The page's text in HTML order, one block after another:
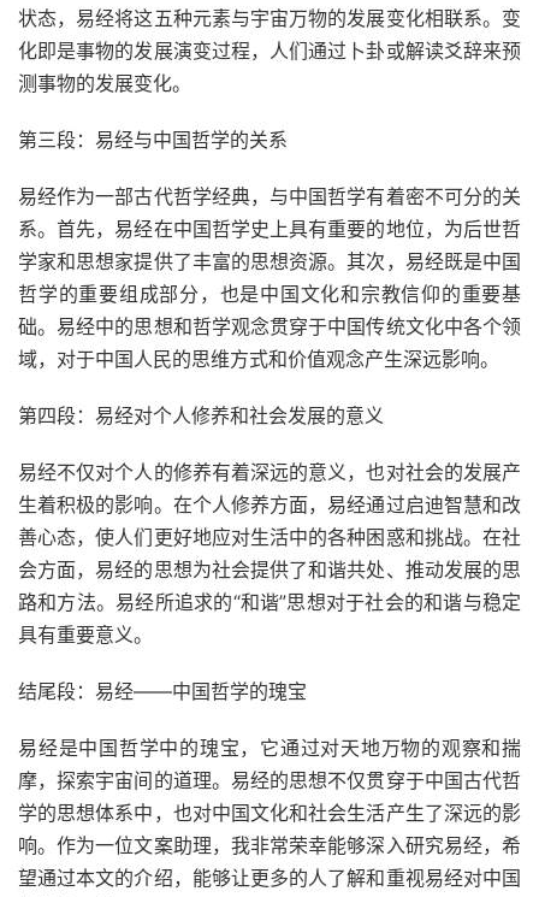
状态，易经将这五种元素与宇宙万物的发展变化相联系。变
化即是事物的发展演变过程，人们通过卜卦或解读爻辞来预
测事物的发展变化。
第三段：易经与中国哲学的关系
易经作为一部古代哲学经典，与中国哲学有着密不可分的关
系。首先，易经在中国哲学史上具有重要的地位，为后世哲
学家和思想家提供了丰富的思想资源。其次，易经既是中国
哲学的重要组成部分，也是中国文化和宗教信仰的重要基
础。易经中的思想和哲学观念贯穿于中国传统文化中各个领
域，对于中国人民的思维方式和价值观念产生深远影响。
第四段：易经对个人修养和社会发展的意义
易经不仅对个人的修养有着深远的意义，也对社会的发展产
生着积极的影响。在个人修养方面，易经通过启迪智慧和改
善心态，使人们更好地应对生活中的各种困惑和挑战。在社
会方面，易经的思想为社会提供了和谐共处、推动发展的思
路和方法。易经所追求的“和谐”思想对于社会的和谐与稳定
具有重要意义。
结尾段：易经——中国哲学的瑰宝
易经是中国哲学中的瑰宝，它通过对天地万物的观察和揣
摩，探索宇宙间的道理。易经的思想不仅贯穿于中国古代哲
学的思想体系中，也对中国文化和社会生活产生了深远的影
响。作为一位文案助理，我非常荣幸能够深入研究易经，希
望通过本文的介绍，能够让更多的人了解和重视易经对中国